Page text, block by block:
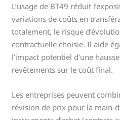
L’usage de BT49 réduit
variations de coûts en
totalement, le risque
contractuelle choisie. Il aide
l’impact potentiel d’une
revêtements sur le coût final.
Les entreprises peuvent
révision de prix pour la